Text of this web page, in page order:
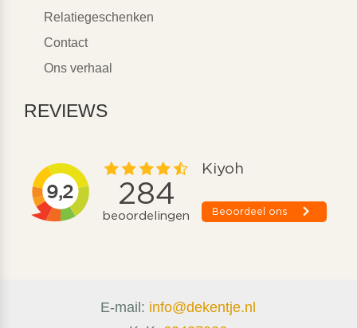
Relatiegeschenken
Contact
Ons verhaal
REVIEWS
E-mail: info@dekentje.nl